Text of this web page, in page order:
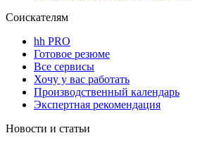
Соискателям
hh PRO
Готовое резюме
Все сервисы
Хочу у вас работать
Производственный календарь
Экспертная рекомендация
Новости и статьи